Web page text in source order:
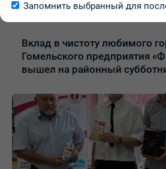
11.07.2026
Вклад в чистоту любимого
Гомельского предприятия
вышел на районный
Запомнить выбранный для